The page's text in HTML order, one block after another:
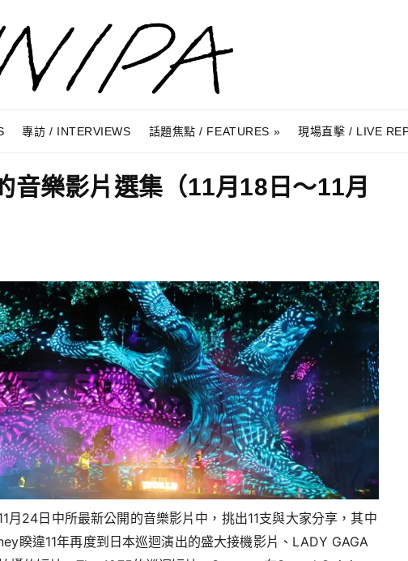
專訪 / INTERVIEWS 話題焦點 / FEATURES 現場直擊 / LIVE
音樂影片選集（11月18日～11月
月24日中所最新公開的音樂影片中，挑出11支與大家分享，其中
睽違11年再度到日本巡迴演出的盛大接機影片、LADY GAGA